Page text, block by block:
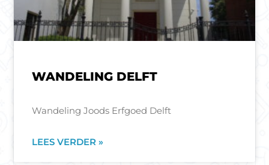
WANDELING DELFT
Wandeling Joods Erfgoed Delft
LEES VERDER »